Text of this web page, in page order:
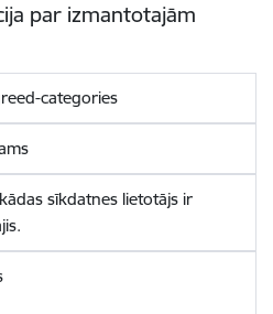
par izmantotajām
categories
sīkdatnes lietotājs ir